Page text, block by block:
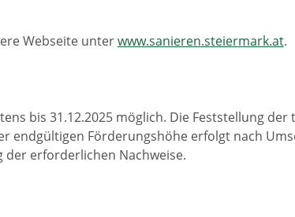
Webseite unterwww.sanieren.steiermark.at.
bis 31.12.2025 möglich. Die Feststellung der
endgültigen Förderungshöhe erfolgt nach
erforderlichen Nachweise.